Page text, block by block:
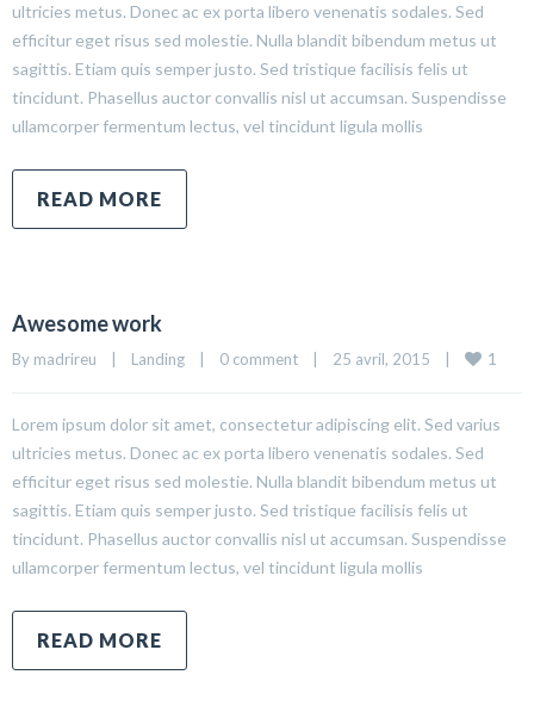
ultricies metus. Donec ac ex porta libero venenatis sodales. Sed
efficitur eget risus sed molestie. Nulla blandit bibendum metus ut
sagittis. Etiam quis semper justo. Sed tristique facilisis felis ut
tincidunt. Phasellus auctor convallis nisl ut accumsan. Suspendisse
ullamcorper fermentum lectus, vel tincidunt ligula mollis
READ MORE
Awesome work
By madrireu    | Landing 0 comment
    |    25 avril, 2015    |
1
Lorem ipsum dolor sit amet, consectetur adipiscing elit. Sed varius
ultricies metus. Donec ac ex porta libero venenatis sodales. Sed
efficitur eget risus sed molestie. Nulla blandit bibendum metus ut
sagittis. Etiam quis semper justo. Sed tristique facilisis felis ut
tincidunt. Phasellus auctor convallis nisl ut accumsan. Suspendisse
ullamcorper fermentum lectus, vel tincidunt ligula mollis
READ MORE